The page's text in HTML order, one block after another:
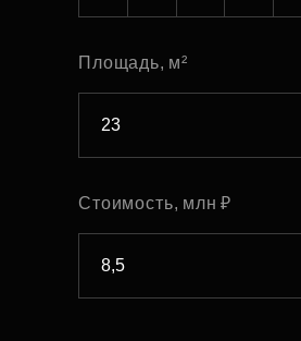
Площадь, м²
Стоимость, млн ₽